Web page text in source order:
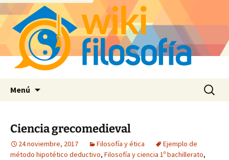
Menú Buscar:
Ciencia grecomedieval
24 noviembre, 2017 Filosofía y ética
Ejemplo de
método hipotético deductivo, Filosofía y ciencia 1º bachillerato,